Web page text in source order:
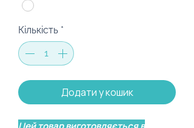
Кількість *
Додати у кошик